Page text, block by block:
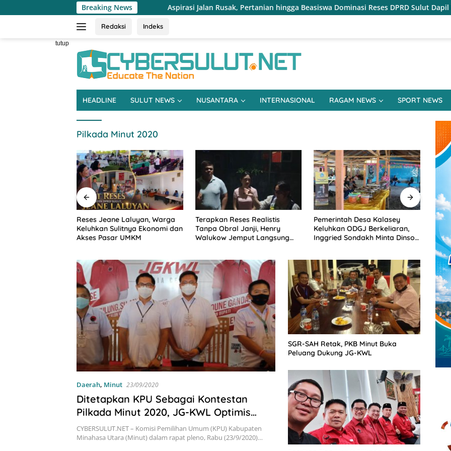
ke
Breaking News
Aspirasi Jalan Rusak, Pertanian hingga Beasiswa Dominasi Reses DPRD Sulut Dapil Minsel-Mitra
Redaksi Indeks
tutup
HEADLINE SULUT NEWS NUSANTARA INTERNASIONAL RAGAM NEWS SPORT NEWS
Pilkada Minut 2020
Reses Jeane Laluyan, Warga
Keluhkan Sulitnya Ekonomi dan
Akses Pasar UMKM
Terapkan Reses Realistis
Tanpa Obral Janji, Henry
Walukow Jemput Langsung
Pemerintah Desa Kalasey
Keluhkan ODGJ Berkeliaran,
Inggried Sondakh Minta Dinsos
Daerah, Minut 23/09/2020
Ditetapkan KPU Sebagai Kontestan
Pilkada Minut 2020, JG-KWL Optimis
Menang Diatas 60 Persen
CYBERSULUT.NET – Komisi Pemilihan Umum (KPU) Kabupaten
Minahasa Utara (Minut) dalam rapat pleno, Rabu (23/9/2020)…
SGR-SAH Retak, PKB Minut Buka
Peluang Dukung JG-KWL